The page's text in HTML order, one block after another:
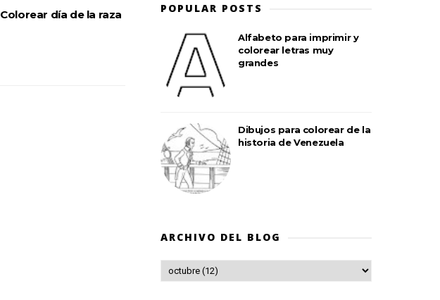
Colorear día de la raza POPULAR POSTS
Alfabeto para imprimir y
colorear letras muy
grandes
Dibujos para colorear de la
historia de Venezuela
ARCHIVO DEL BLOG